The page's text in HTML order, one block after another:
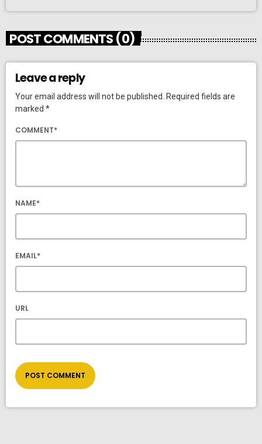
POST COMMENTS (0)
Leave a reply
Your email address will not be published. Required fields are
marked *
COMMENT*
NAME*
EMAIL*
URL